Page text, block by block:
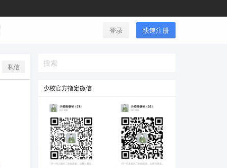
登录 快速注册
私信
少校官方指定微信